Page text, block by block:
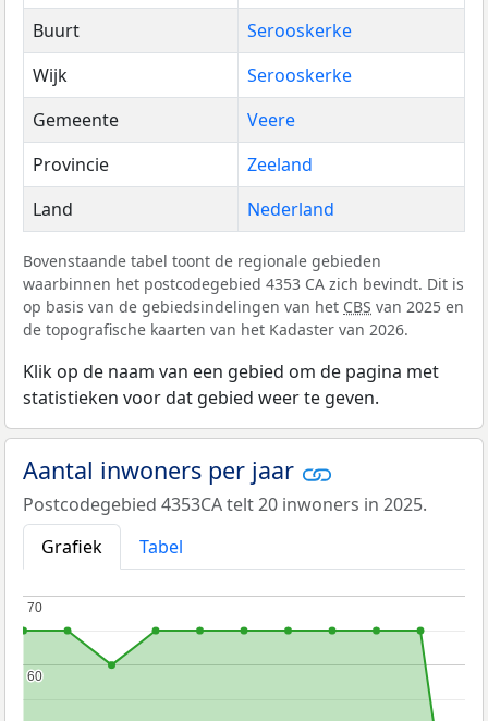
Buurt
Serooskerke
Wijk
Serooskerke
Gemeente
Veere
Provincie
Zeeland
Land
Nederland
Bovenstaande tabel toont de regionale gebieden
waarbinnen het postcodegebied 4353 CA zich bevindt. Dit is
op basis van de gebiedsindelingen van het CBS van 2025 en
de topografische kaarten van het Kadaster van 2026.
Klik op de naam van een gebied om de pagina met
statistieken voor dat gebied weer te geven.
Aantal inwoners per jaar
Postcodegebied 4353CA telt 20 inwoners in 2025.
Grafiek
Tabel
60
60
70
70